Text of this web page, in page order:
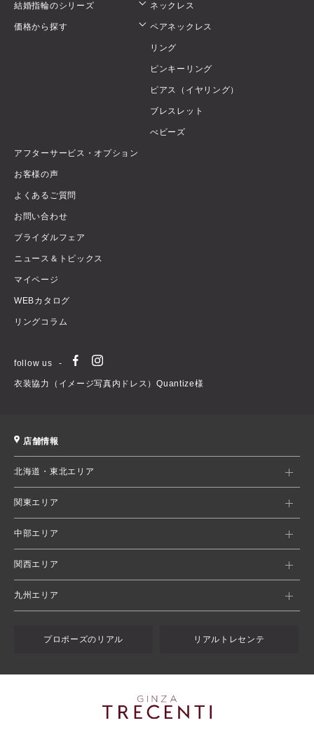
結婚指輪のシリーズ
価格から探す
ネックレス
ペアネックレス
リング
ピンキーリング
ピアス（イヤリング）
ブレスレット
べビーズ
アフターサービス・オプション
お客様の声
よくあるご質問
お問い合わせ
ブライダルフェア
ニュース＆トピックス
マイページ
WEBカタログ
リングコラム
follow us
衣装協力（イメージ写真内ドレス）Quantize様
店舗情報
北海道・東北エリア
関東エリア
中部エリア
関西エリア
九州エリア
プロポーズのリアル リアルトレセンテ